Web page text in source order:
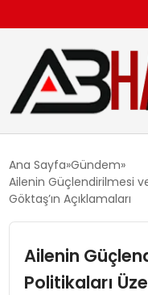
EKONOMI
TEKNOLOJI
Ana Sayfa Gündem
Ailenin Güçlendirilmesi
Göktaş’ın Açıklamaları
Ailenin
Politikaları